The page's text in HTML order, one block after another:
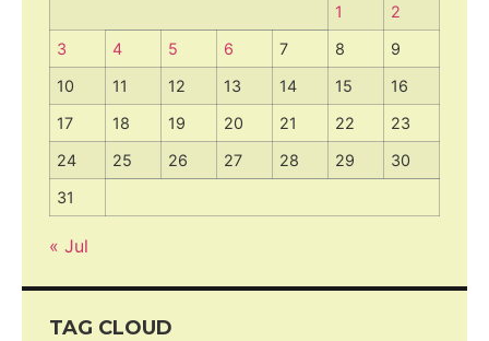
1
2
3
4 5 6 7 8
9
10
11 12 13 14 15
16
17
18 19 20 21 22
23
24
25 26 27 28 29
30
31
« Jul
TAG CLOUD